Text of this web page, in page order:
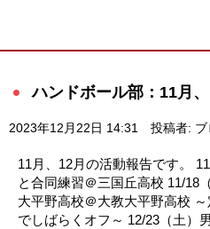
ハンドボール部：11月
2023年12月22日 14:31 投稿者:
11月、12月の活動報告です。
と合同練習＠三国丘高校 11/18
大平野高校＠大教大平野高校
でしばらくオフ～ 12/23（土）